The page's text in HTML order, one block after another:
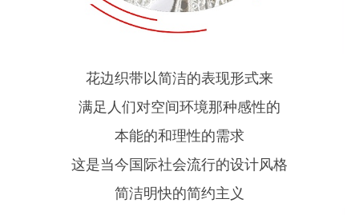
花边织带以简洁的表现形式来
满足人们对空间环境那种感性的
本能的和理性的需求
这是当今国际社会流行的设计风格
简洁明快的简约主义